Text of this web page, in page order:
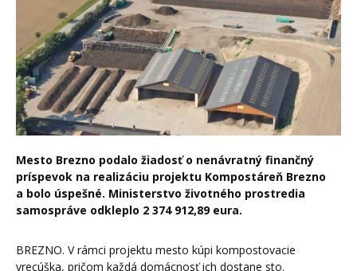
Mesto Brezno podalo žiadosť o nenávratný finančný
príspevok na realizáciu projektu Kompostáreň Brezno
a bolo úspešné. Ministerstvo životného prostredia
samospráve odkleplo 2 374 912,89 eura.
BREZNO. V rámci projektu mesto kúpi kompostovacie
vrecúška, pričom každá domácnosť ich dostane sto.